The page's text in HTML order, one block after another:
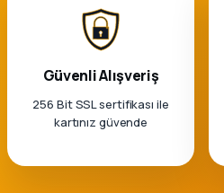
Güvenli Alışveriş
256 Bit SSL sertifikası ile
kartınız güvende